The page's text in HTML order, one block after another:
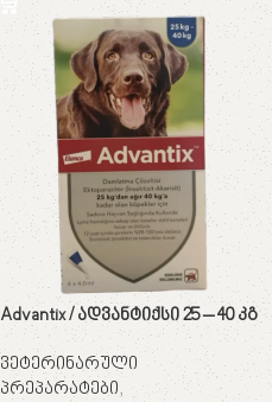
Advantix / ადვანტიქსი 25 – 40 კგ
ვეტერინარული
პრეპარატები,